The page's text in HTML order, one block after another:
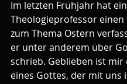
Im letzten Frühjahr hat
Theologieprofessor einen
zum Thema Ostern
er unter anderem über
schrieb. Geblieben ist mir
eines Gottes, der mit uns